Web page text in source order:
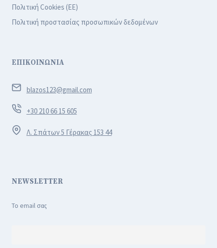
Πολιτική Cookies (ΕΕ)
Πολιτική προστασίας προσωπικών δεδομένων
ΕΠΙΚΟΙΝΩΝΙΑ
blazos123@gmail.com
+30 210 66 15 605
Λ. Σπάτων 5 Γέρακας 153 44
NEWSLETTER
Το email σας